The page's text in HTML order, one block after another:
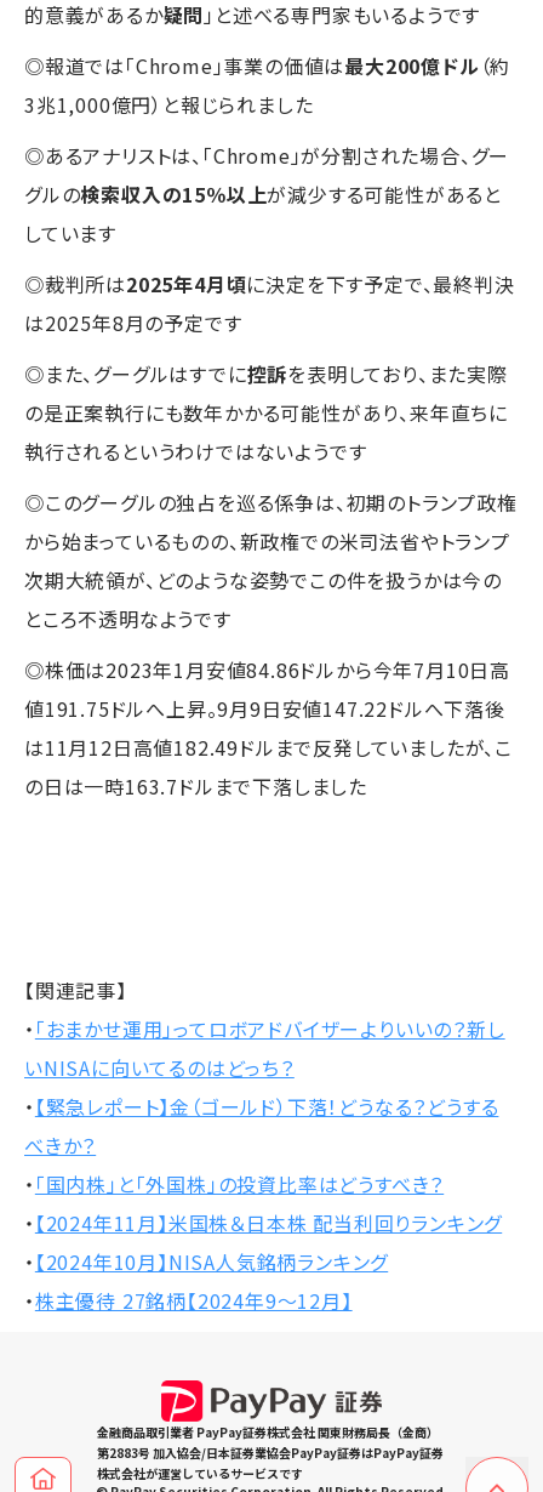
的意義があるか疑問 」と述べる専門家もいるようです
◎報道では「Chrome」事業の価値は最大200億ドル （約
3兆1,000億円）と報じられました
◎あるアナリストは、「Chrome」が分割された場合、グー
グルの検索収入の15％以上が減少する可能性があると
しています
◎裁判所は2025年4月頃に決定を下す予定で、最終判決
は2025年8月の予定です
◎また、グーグルはすでに控訴を表明しており、また実際
の是正案執行にも数年かかる可能性があり、来年直ちに
執行されるというわけではないようです
◎このグーグルの独占を巡る係争は、初期のトランプ政権
から始まっているものの、新政権での米司法省やトランプ
次期大統領が、どのような姿勢でこの件を扱うかは今の
ところ不透明なようです
◎株価は2023年1月安値84.86ドルから今年7月10日高
値191.75ドルへ上昇。9月9日安値147.22ドルへ下落後
は11月12日高値182.49ドルまで反発していましたが、こ
の日は一時163.7ドルまで下落しました
【関連記事】
・ 「おまかせ運用」ってロボアドバイザーよりいいの？新し
いNISAに向いてるのはどっち？
・ 【緊急レポート】金（ゴールド）下落！どうなる？どうする
べきか？
・ 「国内株」と「外国株」の投資比率はどうすべき？
・ 【2024年11月】米国株＆日本株 配当利回りランキング
・ 【2024年10月】NISA人気銘柄ランキング
・株主優待 27銘柄【2024年9～12月】
金融商品取引業者 PayPay証券株式会社 関東財務局長（金商）
第2883号 加入協会/日本証券業協会PayPay証券はPayPay証券
株式会社が運営しているサービスです